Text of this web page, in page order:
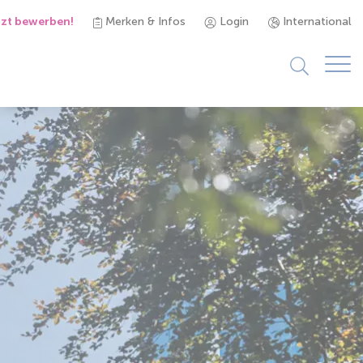
bewerben! Merken & Infos Login International